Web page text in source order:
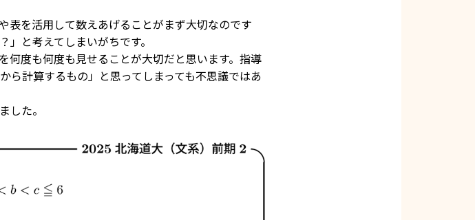
表を活用して数えあげることがまず大切なのです
と考えてしまいがちです。
度も何度も見せることが大切だと思います。指導
ら計算するもの」と思ってしまっても不思議ではあ
した。